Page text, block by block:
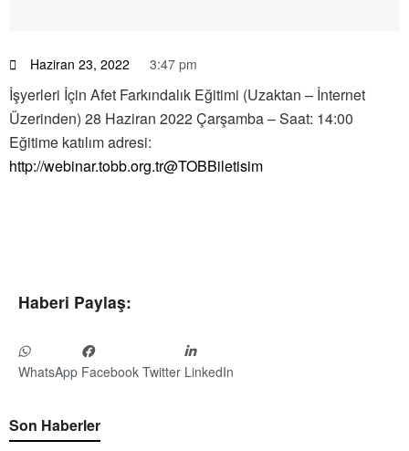
Haziran 23, 2022 3:47 pm
İşyerleri İçin Afet Farkındalık Eğitimi (Uzaktan – İnternet
Üzerinden) 28 Haziran 2022 Çarşamba – Saat: 14:00
Eğitime katılım adresi:
http://webinar.tobb.org.tr@TOBBiletisim
Haberi Paylaş:
WhatsApp Facebook Twitter LinkedIn
Son Haberler